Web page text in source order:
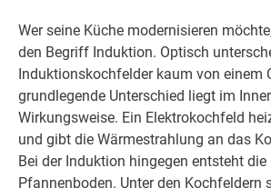
Wer seine Küche modernisieren
den Begriff Induktion. Optisch
Induktionskochfelder kaum von einem
grundlegende Unterschied liegt im
Wirkungsweise. Ein Elektrokochfeld
und gibt die Wärmestrahlung an das
Bei der Induktion hingegen entsteht
Pfannenboden. Unter den Kochfeldern